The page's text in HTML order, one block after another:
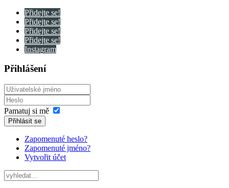
Přidejte se!
Přidejte se!
Přidejte se!
Přidejte se!
Instagram
Přihlášení
Pamatuj si mě
Přihlásit se
Zapomenuté heslo?
Zapomenuté jméno?
Vytvořit účet